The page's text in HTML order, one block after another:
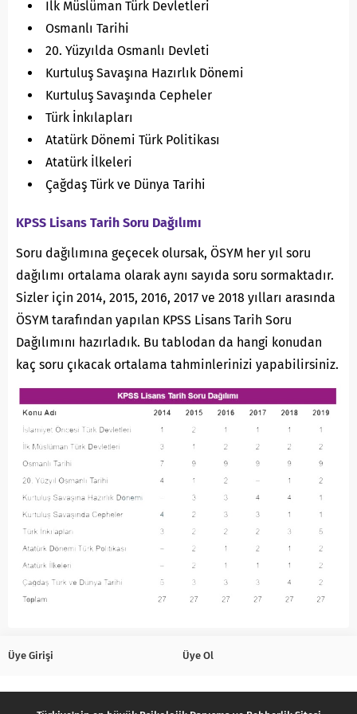
İlk Müslüman Türk Devletleri
Osmanlı Tarihi
20. Yüzyılda Osmanlı Devleti
Kurtuluş Savaşına Hazırlık Dönemi
Kurtuluş Savaşında Cepheler
Türk İnkılapları
Atatürk Dönemi Türk Politikası
Atatürk İlkeleri
Çağdaş Türk ve Dünya Tarihi
KPSS Lisans Tarih Soru Dağılımı
Soru dağılımına geçecek olursak, ÖSYM her yıl soru
dağılımı ortalama olarak aynı sayıda soru sormaktadır.
Sizler için 2014, 2015, 2016, 2017 ve 2018 yılları arasında
ÖSYM tarafından yapılan KPSS Lisans Tarih Soru
Dağılımını hazırladık. Bu tablodan da hangi konudan
kaç soru çıkacak ortalama tahminlerinizi yapabilirsiniz.
Üye Girişi Üye Ol